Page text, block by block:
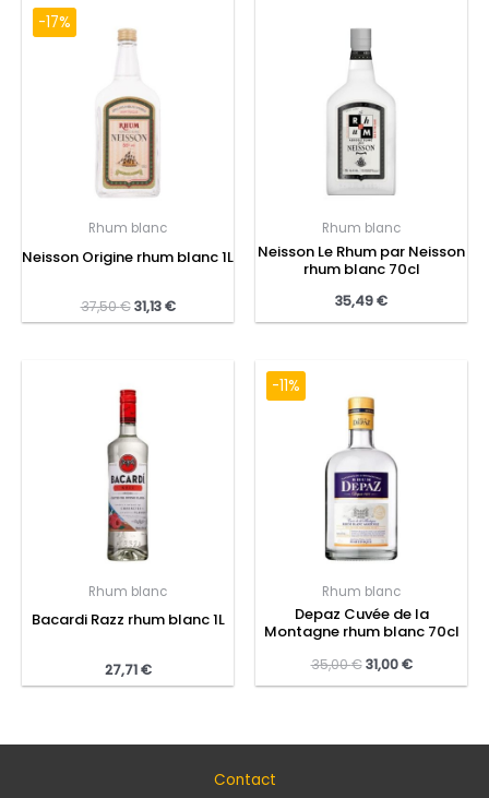
-17%
Rhum blanc
Neisson Origine rhum blanc 1L
37,50€ 31,13€
Rhum blanc
Neisson Le Rhum par Neisson
rhum blanc 70cl
35,49€
Rhum blanc
Bacardi Razz rhum blanc 1L
27,71€
-11%
Rhum blanc
Depaz Cuvée de la
Montagne rhum blanc 70cl
35,00€ 31,00€
Contact